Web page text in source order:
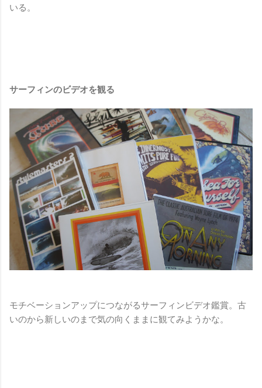
いる。
サーフィンのビデオを観る
モチベーションアップにつながるサーフィンビデオ鑑賞。古
いのから新しいのまで気の向くままに観てみようかな。